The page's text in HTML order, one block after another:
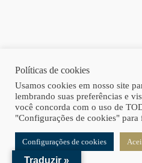
Políticas de cookies
Usamos cookies em nosso site
lembrando suas preferências e
você concorda com o uso de
"Configurações de cookies"
Configurações de cookies
Traduzir »